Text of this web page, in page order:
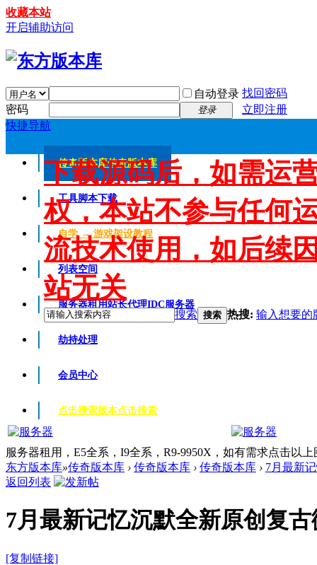
收藏本站
开启辅助访问
自动登录 找回密码
密码
登录
立即注册
快捷导航
传奇版本库传奇版本库
工具脚本下载
自学 → 游戏架设教程
列表空间
服务器租用站长代理IDC服务器
劫持处理
会员中心
点击搜索版本点击搜索
下载源码后，如需运
权，本站不参与任何
流技术使用，如后续
站无关
搜索 搜索 热搜: 输入想要的
服务器租用，E5全系，I9全系，R9-9950X，如有需求点击以
东方版本库»传奇版本库 › 传奇版本库 › 传奇版本库 › 7月最新
返回列表
7月最新记忆沉默全新原创复
[复制链接]